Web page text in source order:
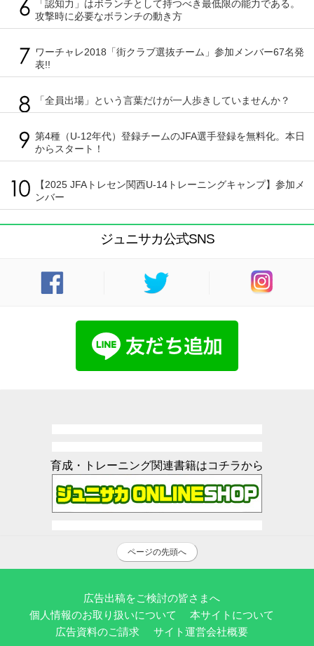
「認知力」はボランチとして持つべき最低限の能力である。
攻撃時に必要なボランチの動き方
ワーチャレ2018「街クラブ選抜チーム」参加メンバー67名発
表!!
「全員出場」という言葉だけが一人歩きしていませんか？
第4種（U-12年代）登録チームのJFA選手登録を無料化。本日
からスタート！
【2025 JFAトレセン関西U-14トレーニングキャンプ】参加メ
ンバー
ジュニサカ公式SNS
育成・トレーニング関連書籍はコチラから
ページの先頭へ
広告出稿をご検討の皆さまへ
個人情報のお取り扱いについて
本サイトについて
広告資料のご請求
サイト運営会社概要